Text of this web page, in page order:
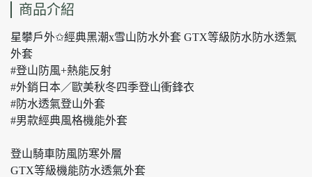
商品介紹
星攀戶外✩經典黑潮x雪山防水外套 GTX等級防水防水透氣
外套
#登山防風+熱能反射
#外銷日本／歐美秋冬四季登山衝鋒衣
#防水透氣登山外套
#男款經典風格機能外套
登山騎車防風防寒外層
GTX等級機能防水透氣外套